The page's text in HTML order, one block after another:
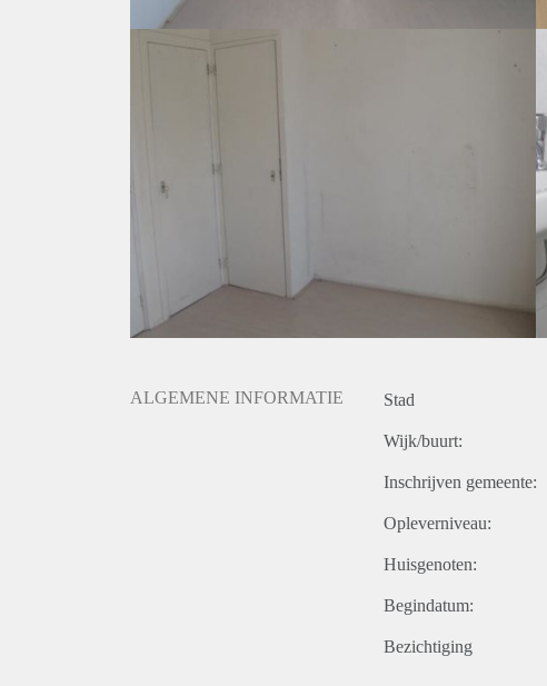
ALGEMENE INFORMATIE Stad
Wijk/buurt:
Inschrijven gemeente:
Opleverniveau:
Huisgenoten:
Begindatum:
Bezichtiging